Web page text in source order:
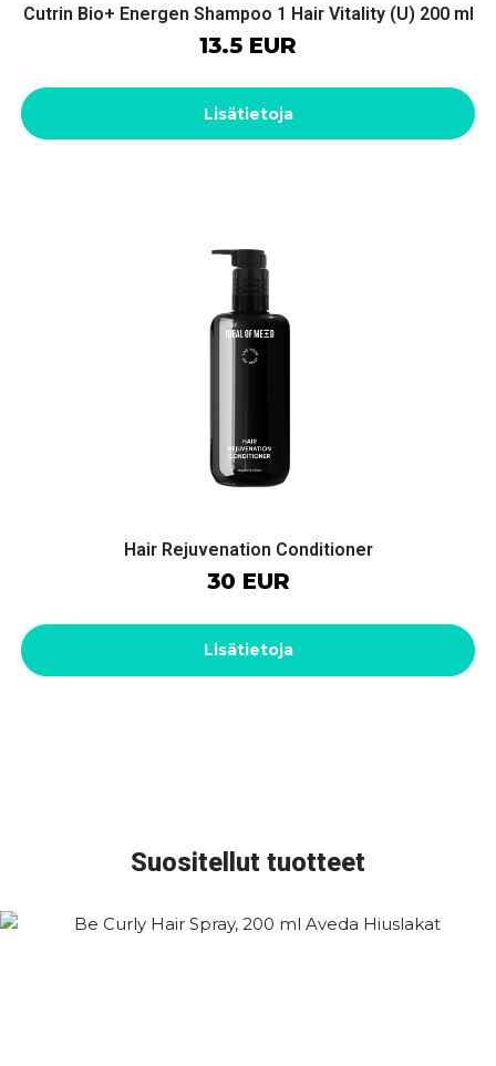
Cutrin Bio+ Energen Shampoo 1 Hair Vitality (U) 200 ml
13.5 EUR
Lisätietoja
Hair Rejuvenation Conditioner
30 EUR
Lisätietoja
Suositellut tuotteet